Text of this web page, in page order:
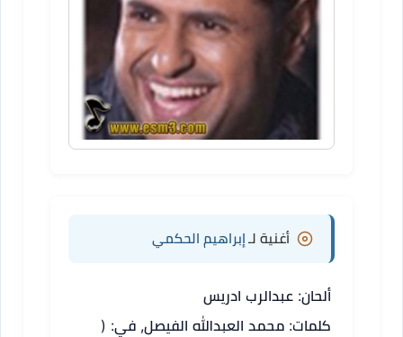
أغنية لـ إبراهيم الحكمي
ألحان: عبدالرب ادريس
كلمات: محمد العبدالله الفيصل, في: (